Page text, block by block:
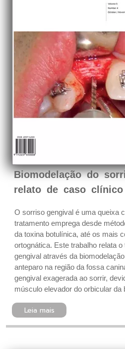
Biomodelação do
relato de caso clínico
O sorriso gengival é uma queixa
tratamento emprega desde
da toxina botulínica, até os mais
ortognática. Este trabalho relata
gengival através da
anteparo na região da fossa
gengival exagerada ao sorrir,
músculo elevador do orbicular da
Leia mais